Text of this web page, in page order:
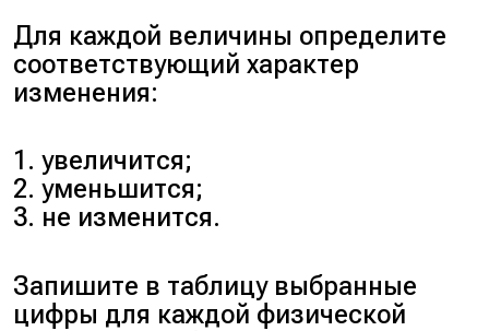
Запишем закон Ома для полной
$I = \frac{\varepsilon}{R_{\text{общ}}
{14R + r} = \frac{24}{14 \cdot 5 + 5} =
Для каждой величины определите
соответствующий характер
изменения:
1. увеличится;
2. уменьшится;
3. не изменится.
Запишите в таблицу выбранные
цифры для каждой физической